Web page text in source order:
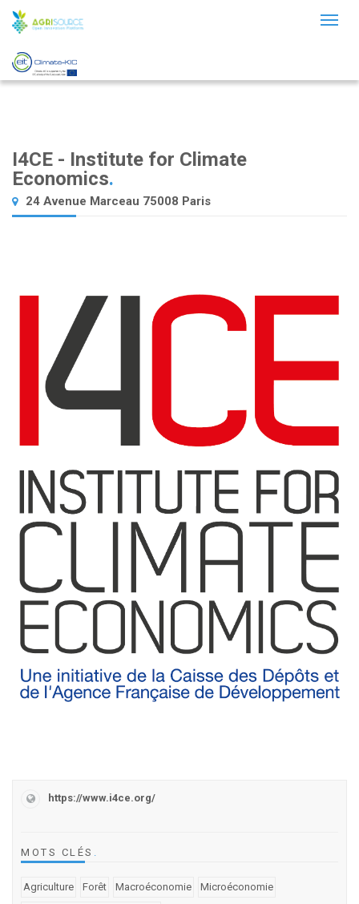
I4CE - Institute for Climate
Economics.
24 Avenue Marceau 75008 Paris
https://www.i4ce.org/
MOTS CLÉS
Agriculture Forêt Macroéconomie Microéconomie